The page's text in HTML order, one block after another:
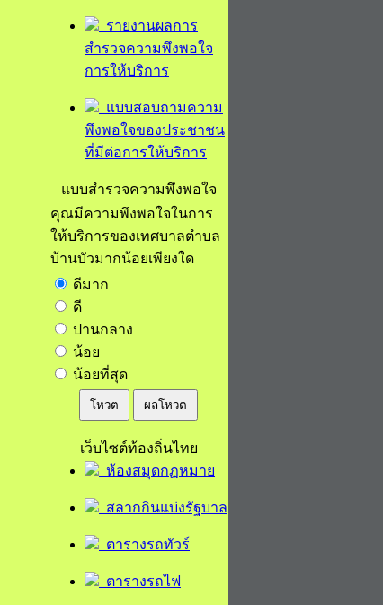
รายงานผลการ
สำรวจความพึงพอใจ
การให้บริการ
แบบสอบถามความ
พึงพอใจของประชาชน
ที่มีต่อการให้บริการ
แบบสำรวจความพึงพอใจ
คุณมีความพึงพอใจในการ
ให้บริการของเทศบาลตำบล
บ้านบัวมากน้อยเพียงใด
ดีมาก
ดี
ปานกลาง
น้อย
น้อยที่สุด
โหวต ผลโหวต
เว็บไซต์ท้องถิ่นไทย
ห้องสมุดกฏหมาย
สลากกินแบ่งรัฐบาล
ตารางรถทัวร์
ตารางรถไฟ